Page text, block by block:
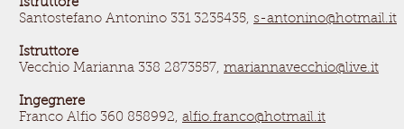
Istruttore
Santostefano Antonino 331 3235435, s-antonino@hotmail.it
Istruttore
Vecchio Marianna 338 2873557, mariannavecchio@live.it
Ingegnere
Franco Alfio 360 858992, alfio.franco@hotmail.it